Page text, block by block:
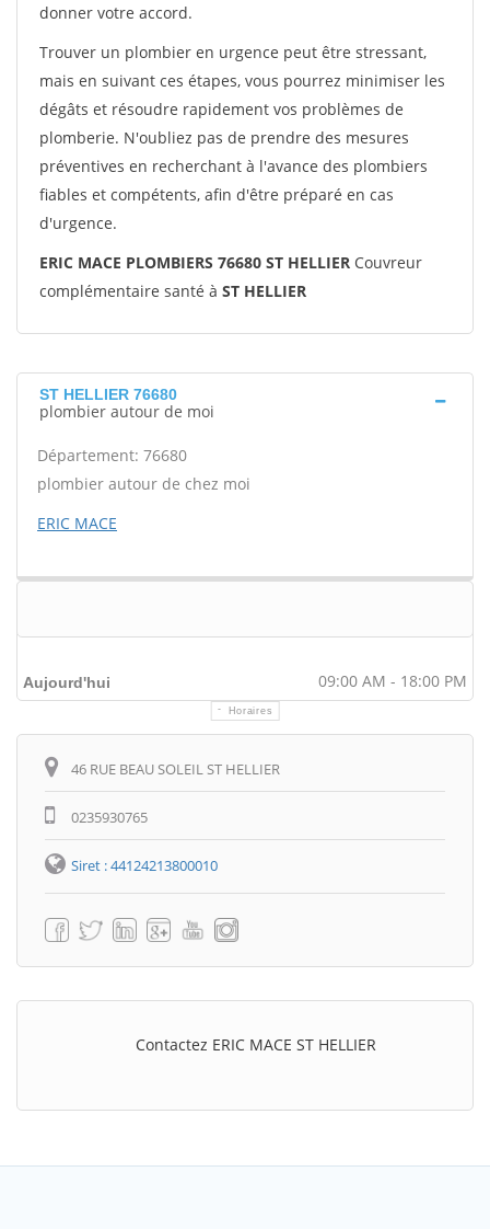
donner votre accord.
Trouver un plombier en urgence peut être stressant,
mais en suivant ces étapes, vous pourrez minimiser les
dégâts et résoudre rapidement vos problèmes de
plomberie. N'oubliez pas de prendre des mesures
préventives en recherchant à l'avance des plombiers
fiables et compétents, afin d'être préparé en cas
d'urgence.
ERIC MACE PLOMBIERS 76680 ST HELLIER Couvreur
complémentaire santé à ST HELLIER
ST HELLIER 76680
plombier autour de moi
Département: 76680
plombier autour de chez moi
ERIC MACE
Aujourd'hui 09:00 AM - 18:00 PM
Horaires
46 RUE BEAU SOLEIL ST HELLIER
0235930765
Siret : 44124213800010
Contactez ERIC MACE ST HELLIER